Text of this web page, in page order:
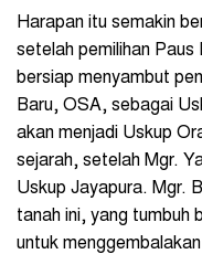
Harapan itu semakin
setelah pemilihan
bersiap menyambut
Baru, OSA, sebagai
akan menjadi Uskup
sejarah, setelah Mgr.
Uskup Jayapura. Mgr.
tanah ini, yang tumbuh
untuk